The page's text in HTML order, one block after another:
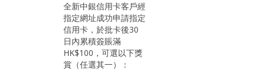
全新中銀信用卡客戶經
指定網址成功申請指定
信用卡，於批卡後30
日內累積簽賬滿
HK$100，可選以下獎
賞（任選其一）：